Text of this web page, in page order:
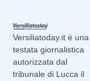
Versiliatoday.it è una
testata giornalistica
autorizzata dal
tribunale di Lucca il